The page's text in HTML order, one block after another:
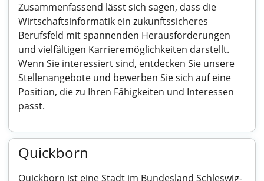
Zusammenfassend lässt sich sagen, dass die
Wirtschaftsinformatik ein zukunftssicheres
Berufsfeld mit spannenden Herausforderungen
und vielfältigen Karrieremöglichkeiten darstellt.
Wenn Sie interessiert sind, entdecken Sie unsere
Stellenangebote und bewerben Sie sich auf eine
Position, die zu Ihren Fähigkeiten und Interessen
passt.
Quickborn
Quickborn ist eine Stadt im Bundesland Schleswig-